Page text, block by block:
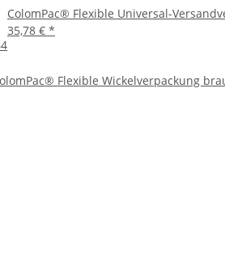
ColomPac® Flexible Universal-
35,78 € *